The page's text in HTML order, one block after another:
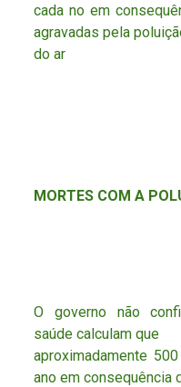
cada no em
agravadas pela
do ar
MORTES COM A
O governo não
saúde calculam que
aproximadamente
ano em consequência